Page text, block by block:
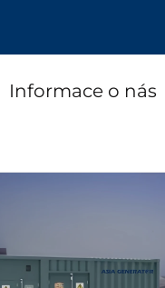
Informace o nás